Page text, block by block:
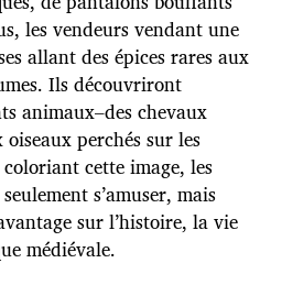
les vendeurs vendant une
allant des épices rares aux
Ils découvriront
animaux–des chevaux
perchés sur les
cette image, les
s’amuser, mais
sur l’histoire, la vie
médiévale.